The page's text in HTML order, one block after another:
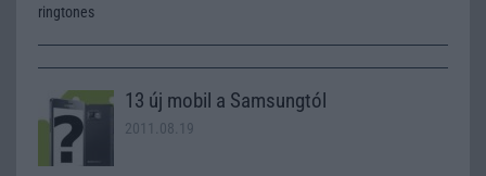
ringtones
13 új mobil a Samsungtól
2011.08.19